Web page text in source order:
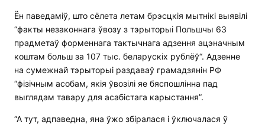
Ён паведаміў, што сёлета летам брэсцкія мытнікі выявілі
“факты незаконнага ўвозу з тэрыторыі Польшчы 63
прадметаў форменнага тактычнага адзення ацэначным
коштам больш за 107 тыс. беларускіх рублёў“. Адзенне
на сумежнай тэрыторыі раздаваў грамадзянін РФ
“фізічным асобам, якія ўвозілі яе бяспошлінна пад
выглядам тавару для асабістага карыстання”.
“А тут, адпаведна, яна ўжо збіралася і ўключалася ў